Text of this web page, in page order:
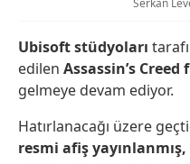
Ubisoftstüdyoları
edilen Assassin’s Creed
gelmeye devam ediyor.
Hatırlanacağı üzere
resmi afiş yayınlanmış,